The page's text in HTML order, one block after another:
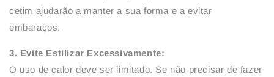
cetim ajudarão a manter a sua forma e a evitar
embaraços.
3. Evite Estilizar Excessivamente:
O uso de calor deve ser limitado. Se não precisar de fazer